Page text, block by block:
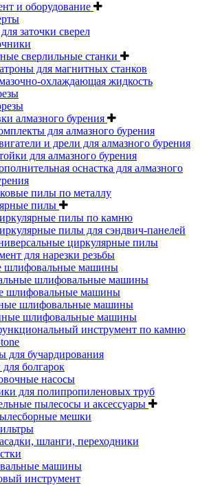
и оборудование
заточки сверел
сверлильные станки
для магнитных станков
охлаждающая жидкость
алмазного бурения
для алмазного бурения
и дрели для алмазного бурения
для алмазного бурения
оснастка для алмазного
пилы по металлу
пилы
пилы по камню
пилы для сэндвич-панелей
циркулярные пилы
для нарезки резьбы
шлифовальные машины
шлифовальные машины
шлифовальные машины
шлифовальные машины
шлифовальные машины
инструмент по камню
бучардирования
болгарок
насосы
для полипропиленовых труб
пылесосы и аксессуары
мешки
шланги, переходники
машины
инструмент